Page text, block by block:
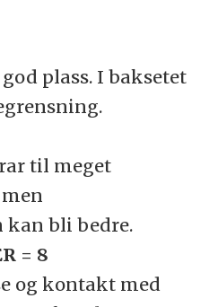
plass. I baksetet
til meget
bli bedre.
= 8
og kontakt med